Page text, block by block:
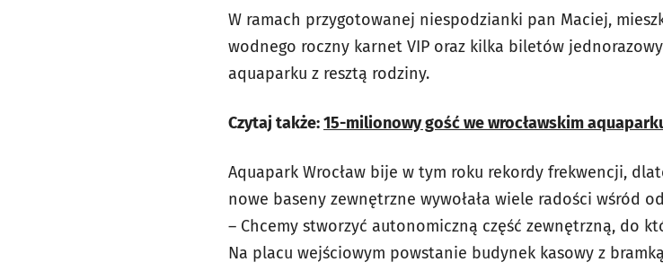
W ramach przygotowanej niespodzianki pan Maciej,
wodnego roczny karnet VIP oraz kilka biletów
aquaparku z resztą rodziny.
Czytaj także:15-milionowy gość we wrocławskim
Aquapark Wrocław bije w tym roku rekordy frekwencji,
nowe baseny zewnętrzne wywołała wiele radości wśród
– Chcemy stworzyć autonomiczną część zewnętrzną, do
Na placu wejściowym powstanie budynek kasowy z